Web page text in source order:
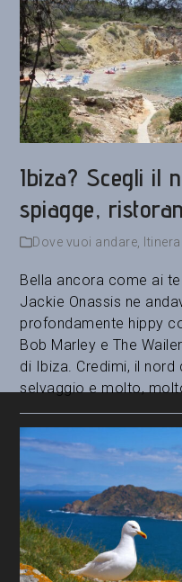
Ibiza? Scegli il
spiagge,
Dove vuoi andare,
Bella ancora come ai
Jackie Onassis ne
profondamente hippy
Bob Marley e The
di Ibiza. Credimi, il
selvaggio e molto,